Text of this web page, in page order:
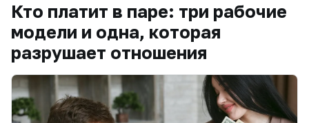
Кто платит в паре: три рабочие
модели и одна, которая
разрушает отношения